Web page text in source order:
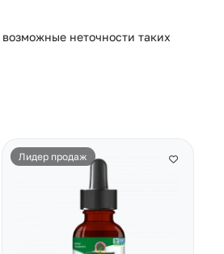
неточности таких
Лидер продаж